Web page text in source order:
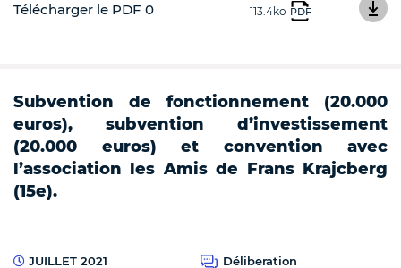
Télécharger le PDF 0 113.4ko PDF
Subvention de fonctionnement (20.000
euros), subvention d’investissement
(20.000 euros) et convention avec
l’association les Amis de Frans Krajcberg
(15e).
JUILLET 2021
Déliberation